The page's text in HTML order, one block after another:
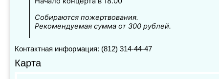
Собираются пожертвования.
Рекомендуемая сумма от 300 рублей.
Контактная информация: (812) 314-44-47
Карта